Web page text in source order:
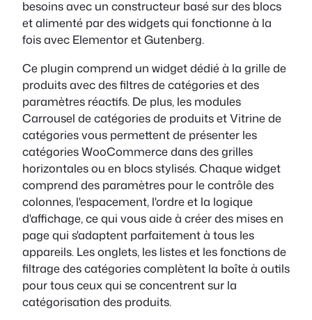
besoins avec un constructeur basé sur des blocs
et alimenté par des widgets qui fonctionne à la
fois avec Elementor et Gutenberg.
Ce plugin comprend un widget dédié à la grille de
produits avec des filtres de catégories et des
paramètres réactifs. De plus, les modules
Carrousel de catégories de produits et Vitrine de
catégories vous permettent de présenter les
catégories WooCommerce dans des grilles
horizontales ou en blocs stylisés. Chaque widget
comprend des paramètres pour le contrôle des
colonnes, l'espacement, l'ordre et la logique
d'affichage, ce qui vous aide à créer des mises en
page qui s'adaptent parfaitement à tous les
appareils. Les onglets, les listes et les fonctions de
filtrage des catégories complètent la boîte à outils
pour tous ceux qui se concentrent sur la
catégorisation des produits.